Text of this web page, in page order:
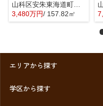
山科区安朱東海道町 売地
3,480万円/ 157.82㎡
エリアから探す
学区から探す